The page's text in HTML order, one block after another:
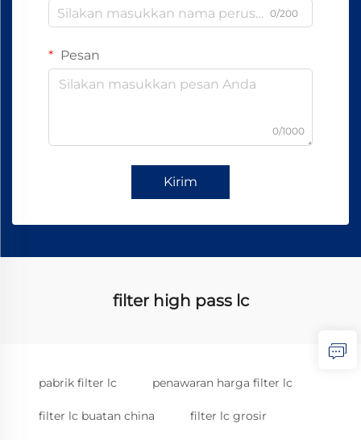
0/200
Pesan
0/1000
Kirim
filter high pass lc
pabrik filter lc penawaran harga filter lc
filter lc buatan china filter lc grosir